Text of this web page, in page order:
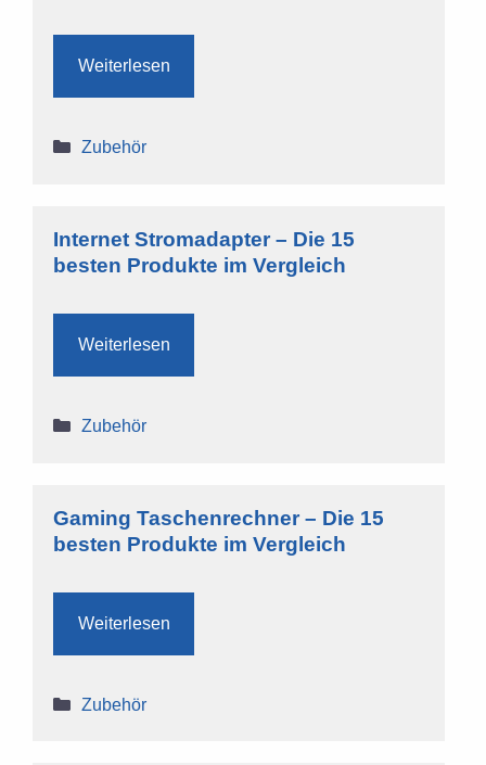
Weiterlesen
Kategorien
Zubehör
Internet Stromadapter – Die 15
besten Produkte im Vergleich
Weiterlesen
Kategorien
Zubehör
Gaming Taschenrechner – Die 15
besten Produkte im Vergleich
Weiterlesen
Kategorien
Zubehör